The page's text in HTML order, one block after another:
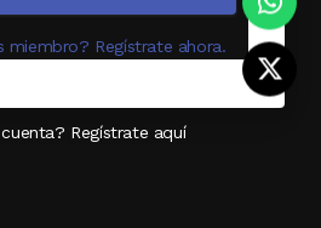
miembro? Regístrate ahora.
Regístrate aquí